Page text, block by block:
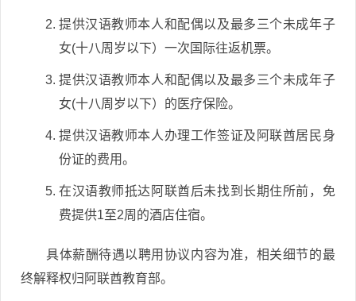
提供汉语教师本人和配偶以及最多三个未成年子
女(十八周岁以下）一次国际往返机票。
提供汉语教师本人和配偶以及最多三个未成年子
女(十八周岁以下）的医疗保险。
提供汉语教师本人办理工作签证及阿联酋居民身
份证的费用。
在汉语教师抵达阿联酋后未找到长期住所前，免
费提供1至2周的酒店住宿。
具体薪酬待遇以聘用协议内容为准，相关细节的最
终解释权归阿联酋教育部。